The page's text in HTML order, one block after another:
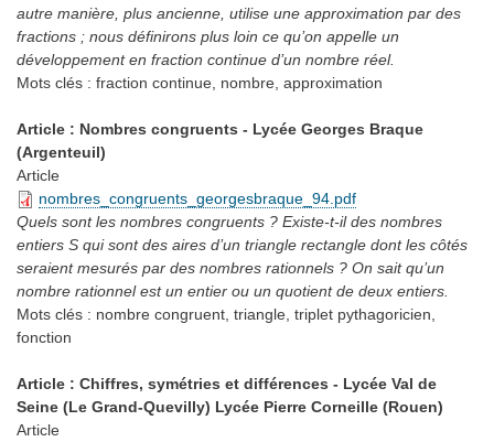
autre manière, plus ancienne, utilise une approximation par des
fractions ; nous définirons plus loin ce qu’on appelle un
développement en fraction continue d’un nombre réel.
Mots clés : fraction continue, nombre, approximation
Article : Nombres congruents - Lycée Georges Braque
(Argenteuil)
Article
nombres_congruents_georgesbraque_94.pdf
Quels sont les nombres congruents ? Existe-t-il des nombres
entiers S qui sont des aires d’un triangle rectangle dont les côtés
seraient mesurés par des nombres rationnels ? On sait qu’un
nombre rationnel est un entier ou un quotient de deux entiers.
Mots clés : nombre congruent, triangle, triplet pythagoricien,
fonction
Article : Chiffres, symétries et différences - Lycée Val de
Seine (Le Grand-Quevilly) Lycée Pierre Corneille (Rouen)
Article